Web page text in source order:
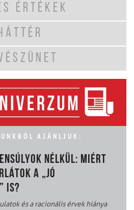
ÉRTÉKEK
AJÁNLJUK:
NÉLKÜL: MIÉRT
A „JÓ
IS?
és a racionális érvek hiánya